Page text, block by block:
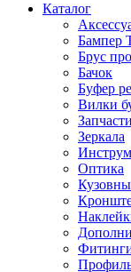
Каталог
Бампер
Брус
Бачок
Буфер
Вилки
Запчасти
Зеркала
Оптика